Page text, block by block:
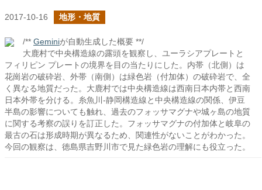
2017-10-16 地形・地質
/** Geminiが自動生成した概要 **/
大鹿村で中央構造線の露頭を観察し、ユーラシアプレートと
フィリピン プレートの境界を目の当たりにした。内帯（北側）は
花崗岩の破砕岩、外帯（南側）は緑色岩（付加体）の破砕岩で、全
く異なる地質だった。大鹿村では中央構造線は西南日本内帯と西南
日本外帯を分ける。糸魚川-静岡構造線と中央構造線の関係、伊豆
半島の影響についても触れ、過去のフォッサマグナや城ヶ島の地質
に関する考察の誤りを訂正した。フォッサマグナの付加体と岐阜の
最古の石は形成時期が異なるため、関連性がないことがわかった。
今回の観察は、徳島県吉野川市で見た緑色岩の理解にも役立った。